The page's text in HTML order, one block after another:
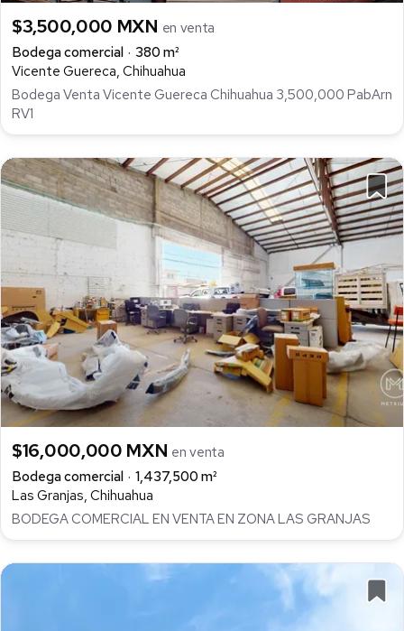
$3,500,000 MXN en venta
Bodega comercial
380 m²
Vicente Guereca, Chihuahua
Bodega Venta Vicente Guereca Chihuahua 3,500,000 PabArn
RV1
$16,000,000 MXN en venta
Bodega comercial
1,437,500 m²
Las Granjas, Chihuahua
BODEGA COMERCIAL EN VENTA EN ZONA LAS GRANJAS